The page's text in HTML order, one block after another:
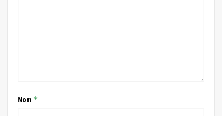
Nom *